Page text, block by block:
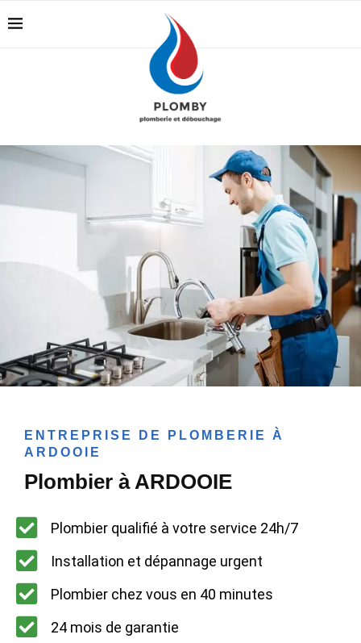
ENTREPRISE DE PLOMBERIE À
ARDOOIE
Plombier à ARDOOIE
Plombier qualifié à votre service 24h/7
Installation et dépannage urgent
Plombier chez vous en 40 minutes
24 mois de garantie